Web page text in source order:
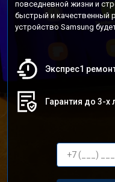
повседневной жизни и
быстрый и качественный
устройство Samsung
Экспрес1
Гарантия до 3-х